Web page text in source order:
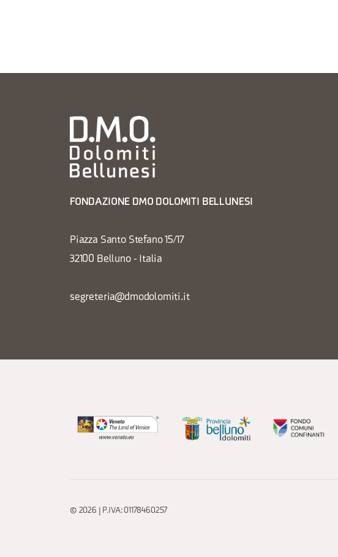
FONDAZIONE DMO DOLOMITI BELLUNESI
Piazza Santo Stefano 15/17
32100 Belluno - Italia
segreteria@dmodolomiti.it
© 2026 | P.IVA: 01178460257